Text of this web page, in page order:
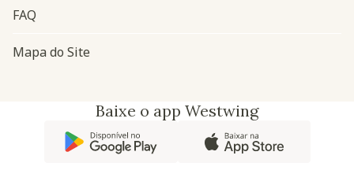
FAQ
Mapa do Site
Baixe o app Westwing